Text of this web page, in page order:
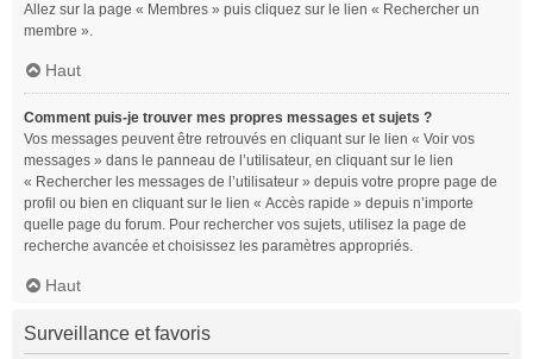
Allez sur la page « Membres » puis cliquez sur le lien « Rechercher un
membre ».
Haut
Comment puis-je trouver mes propres messages et sujets ?
Vos messages peuvent être retrouvés en cliquant sur le lien « Voir vos
messages » dans le panneau de l’utilisateur, en cliquant sur le lien
« Rechercher les messages de l’utilisateur » depuis votre propre page de
profil ou bien en cliquant sur le lien « Accès rapide » depuis n’importe
quelle page du forum. Pour rechercher vos sujets, utilisez la page de
recherche avancée et choisissez les paramètres appropriés.
Haut
Surveillance et favoris